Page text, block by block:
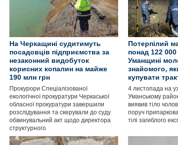
На Черкащині судитимуть
посадовців підприємства за
незаконний видобуток
корисних копалин на майже
190 млн грн
Прокурори Спеціалізованої
екологічної прокуратури Черкаської
обласної прокуратури завершили
розслідування та скерували до суду
обвинувальний акт щодо директора
структурного
Потерпілий
понад 122
Уманщині
знайомого,
купувати
4 листопада на
Уманському
виявив тіло
поруч
тілі загиблого